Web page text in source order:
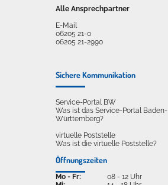
Alle Ansprechpartner
E-Mail
06205 21-0
06205 21-2990
Sichere Kommunikation
Service-Portal BW
Was ist das Service-Portal Baden-
Württemberg?
virtuelle Poststelle
Was ist die virtuelle Poststelle?
Öffnungszeiten
Mo - Fr:
08 - 12 Uhr